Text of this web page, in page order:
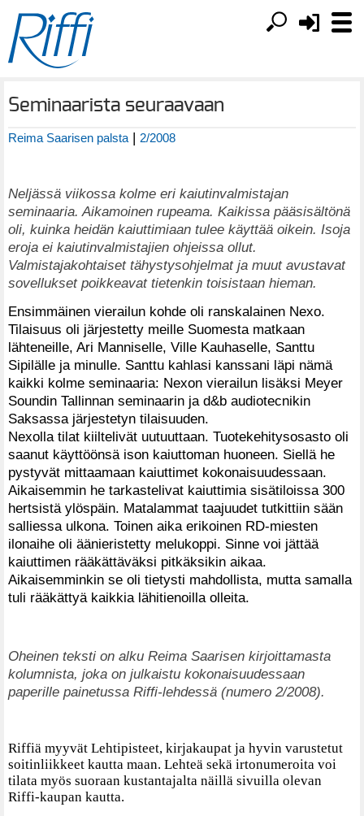
Seminaarista seuraavaan
Reima Saarisen palsta| 2/2008
Neljässä viikossa kolme eri kaiutinvalmistajan
seminaaria. Aikamoinen rupeama. Kaikissa pääsisältönä
oli, kuinka heidän kaiuttimiaan tulee käyttää oikein. Isoja
eroja ei kaiutinvalmistajien ohjeissa ollut.
Valmistajakohtaiset tähystysohjelmat ja muut avustavat
sovellukset poikkeavat tietenkin toisistaan hieman.
Ensimmäinen vierailun kohde oli ranskalainen Nexo.
Tilaisuus oli järjestetty meille Suomesta matkaan
lähteneille, Ari Manniselle, Ville Kauhaselle, Santtu
Sipilälle ja minulle. Santtu kahlasi kanssani läpi nämä
kaikki kolme seminaaria: Nexon vierailun lisäksi Meyer
Soundin Tallinnan seminaarin ja d&b audiotecnikin
Saksassa järjestetyn tilaisuuden.
Nexolla tilat kiiltelivät uutuuttaan. Tuotekehitysosasto oli
saanut käyttöönsä ison kaiuttoman huoneen. Siellä he
pystyvät mittaamaan kaiuttimet kokonaisuudessaan.
Aikaisemmin he tarkastelivat kaiuttimia sisätiloissa 300
hertsistä ylöspäin. Matalammat taajuudet tutkittiin sään
salliessa ulkona. Toinen aika erikoinen RD-miesten
ilonaihe oli äänieristetty melukoppi. Sinne voi jättää
kaiuttimen rääkättäväksi pitkäksikin aikaa.
Aikaisemminkin se oli tietysti mahdollista, mutta samalla
tuli rääkättyä kaikkia lähitienoilla olleita.
Oheinen teksti on alku Reima Saarisen kirjoittamasta
kolumnista, joka on julkaistu kokonaisuudessaan
paperille painetussa Riffi-lehdessä (numero 2/2008).
Riffiä myyvät Lehtipisteet, kirjakaupat ja hyvin varustetut
soitinliikkeet kautta maan. Lehteä sekä irtonumeroita voi
tilata myös suoraan kustantajalta näillä sivuilla olevan
Riffi-kaupan kautta.